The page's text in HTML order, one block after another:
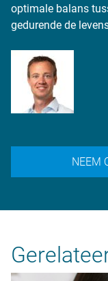
optimale balans
gedurende de
NEEM